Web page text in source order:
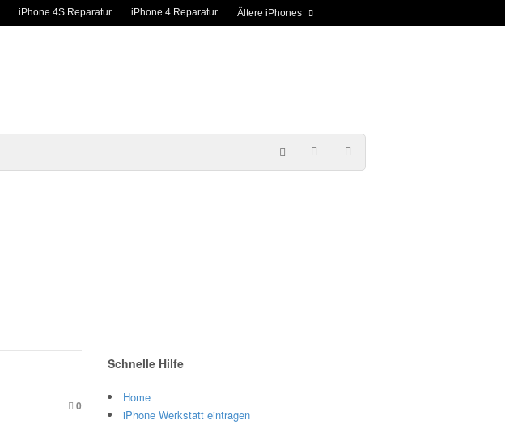
iPhone 4S Reparatur iPhone 4 Reparatur Ältere iPhones
0
Schnelle Hilfe
Home
iPhone Werkstatt eintragen